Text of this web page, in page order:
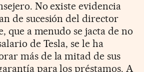
No existe evidencia
de sucesión del director
que a menudo se jacta de no
de Tesla, se le ha
más de la mitad de sus
para los préstamos. A